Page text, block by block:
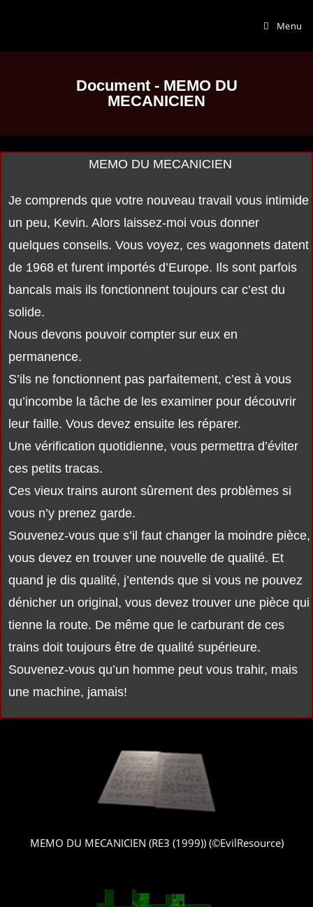
Menu
Document - MEMO DU
MECANICIEN
MEMO DU MECANICIEN
Je comprends que votre nouveau travail vous intimide
un peu, Kevin. Alors laissez-moi vous donner
quelques conseils. Vous voyez, ces wagonnets datent
de 1968 et furent importés d’Europe. Ils sont parfois
bancals mais ils fonctionnent toujours car c’est du
solide.
Nous devons pouvoir compter sur eux en
permanence.
S’ils ne fonctionnent pas parfaitement, c’est à vous
qu’incombe la tâche de les examiner pour découvrir
leur faille. Vous devez ensuite les réparer.
Une vérification quotidienne, vous permettra d’éviter
ces petits tracas.
Ces vieux trains auront sûrement des problèmes si
vous n’y prenez garde.
Souvenez-vous que s’il faut changer la moindre pièce,
vous devez en trouver une nouvelle de qualité. Et
quand je dis qualité, j’entends que si vous ne pouvez
dénicher un original, vous devez trouver une pièce qui
tienne la route. De même que le carburant de ces
trains doit toujours être de qualité supérieure.
Souvenez-vous qu’un homme peut vous trahir, mais
une machine, jamais!
MEMO DU MECANICIEN (RE3 (1999)) (©EvilResource)